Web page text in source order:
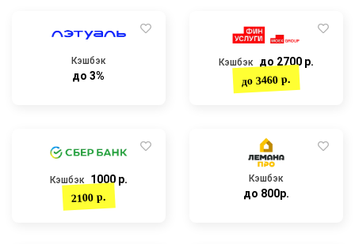
Кэшбэк
до 3%
Кэшбэк до 2700 р.
до 3460 р.
Кэшбэк 1000 р.
2100 р.
Кэшбэк
до 800р.